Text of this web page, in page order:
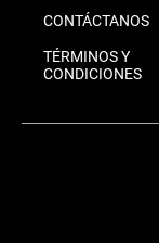
CONTÁCTANOS
TÉRMINOS Y
CONDICIONES